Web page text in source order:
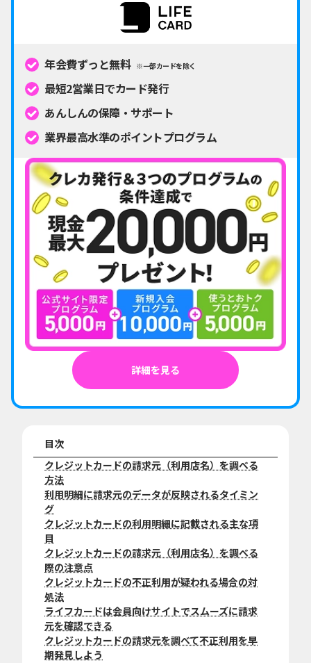
年会費ずっと無料 ※一部カードを除く
最短2営業日でカード発行
あんしんの保障・サポート
業界最高水準のポイントプログラム
詳細を見る
目次
クレジットカードの請求元（利用店名）を調べる
方法
利用明細に請求元のデータが反映されるタイミン
グ
クレジットカードの利用明細に記載される主な項
目
クレジットカードの請求元（利用店名）を調べる
際の注意点
クレジットカードの不正利用が疑われる場合の対
処法
ライフカードは会員向けサイトでスムーズに請求
元を確認できる
クレジットカードの請求元を調べて不正利用を早
期発見しよう